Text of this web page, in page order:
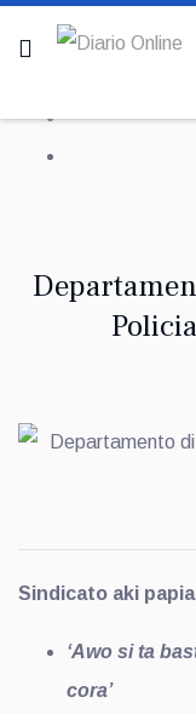
Sindicato aki
‘Awo si ta
cora’